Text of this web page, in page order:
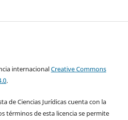
internacionalCreative Commons
.
de Ciencias Jurídicas cuenta con la
términos de esta licencia se permite